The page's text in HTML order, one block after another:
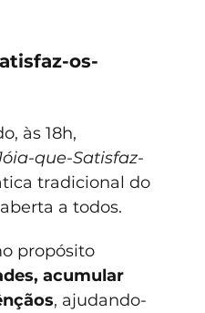
os-
às 18h,
que-Satisfaz-
tradicional do
a todos.
propósito
acumular
, ajudando-